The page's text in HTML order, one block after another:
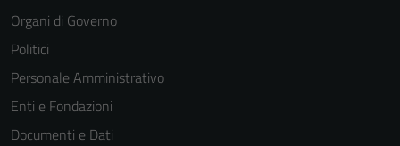
Organi di Governo
Politici
Personale Amministrativo
Enti e Fondazioni
Documenti e Dati